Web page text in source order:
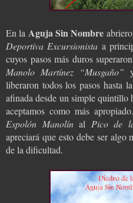
En la Aguja Sin Nombre
Deportiva Excursionista a
cuyos pasos más duros
Manolo Martínez “Musgaño”
liberaron todos los pasos hasta
afinada desde un simple quintillo
aceptamos como más
Espolón Manolínal Pico de
apreciará que esto debe ser algo
de la dificultad.